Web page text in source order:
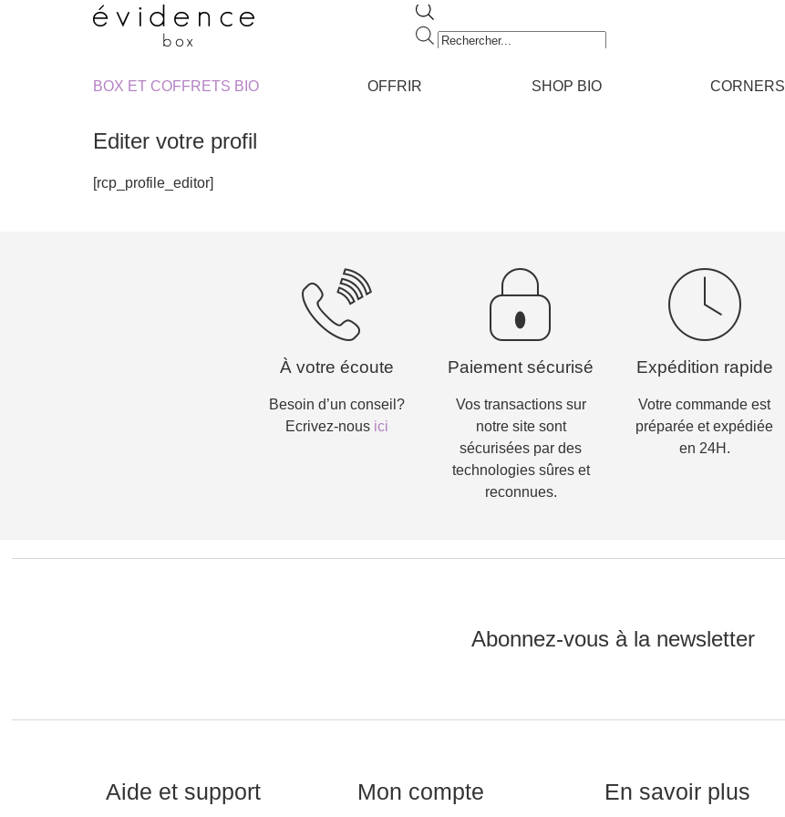
Recherche
BOX ET COFFRETS BIO OFFRIR SHOP BIO CORNERS
Editer votre profil
[rcp_profile_editor]
À votre écoute
Besoin d’un conseil?
Ecrivez-nous ici
Paiement sécurisé
Vos transactions sur
notre site sont
sécurisées par des
technologies sûres et
reconnues.
Expédition rapide
Votre commande est
préparée et expédiée
en 24H.
Abonnez-vous à la newsletter
Aide et support Mon compte En savoir plus